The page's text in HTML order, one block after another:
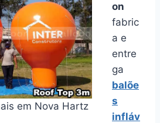
em Nova Hartz
on
fabric
a e
entre
ga
balõe
s
infláv